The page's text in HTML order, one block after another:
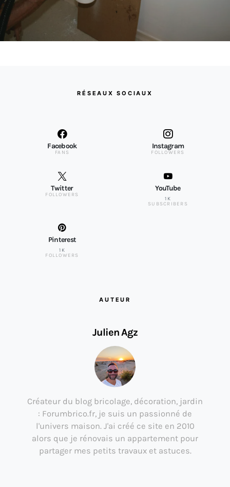
RÉSEAUX SOCIAUX
Facebook
FANS
Instagram
FOLLOWERS
Twitter
FOLLOWERS
YouTube
1K
SUBSCRIBERS
Pinterest
1K
FOLLOWERS
AUTEUR
Julien Agz
Créateur du blog bricolage, décoration, jardin
: Forumbrico.fr, je suis un passionné de
l'univers maison. J'ai créé ce site en 2010
alors que je rénovais un appartement pour
partager mes petits travaux et astuces.